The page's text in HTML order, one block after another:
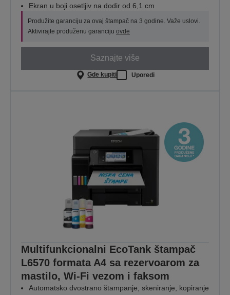
Ekran u boji osetljiv na dodir od 6,1 cm
Produžite garanciju za ovaj štampač na 3 godine. Važe uslovi.
Aktivirajte produženu garanciju ovde
Saznajte više
Gde kupiti Uporedi
Multifunkcionalni EcoTank štampač
L6570 formata A4 sa rezervoarom za
mastilo, Wi-Fi vezom i faksom
Automatsko dvostrano štampanje, skeniranje, kopiranje